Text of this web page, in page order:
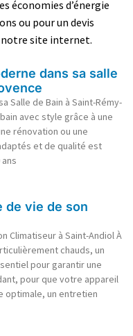
économies d’énergie
ou pour un devis
notre site internet.
dans sa salle
Salle de Bain à Saint-Rémy-
avec style grâce à une
rénovation ou une
et de qualité est
de vie de son
Climatiseur à Saint-Andiol À
chauds, un
pour garantir une
pour que votre appareil
optimale, un entretien